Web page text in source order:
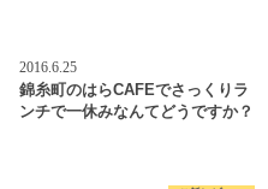
2016.6.25
錦糸町のはらCAFEでさっくりラ
ンチで一休みなんてどうですか？